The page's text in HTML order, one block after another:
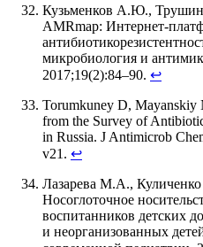
Кузьменков А.Ю.,
AMRmap: Интернет-
микробиология и
2017;19(2):84–90. ↩
Torumkuney D, Mayanskiy
from the Survey of
in Russia. J Antimicrob
v21. ↩
Лазарева М.А.,
Носоглоточное
воспитанников детских
и неорганизованных